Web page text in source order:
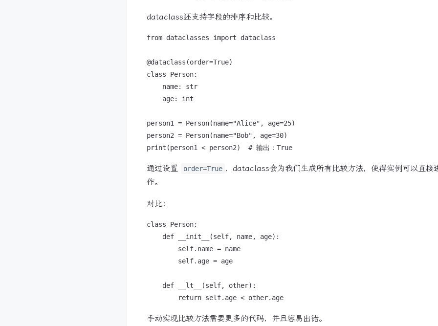
dataclass还支持字段的排序和比较。
from dataclasses import dataclass
@dataclass(order=True)
class Person:
    name: str
    age: int
person1 = Person(name="Alice", age=25)
person2 = Person(name="Bob", age=30)
通过设置 order=True ，dataclass会为我们生成所有比较方法，使得实例可以直接
作。
对比：
class Person:
    def __init__(self, name, age):
        self.name = name
        self.age = age
    def __lt__(self, other):
手动实现比较方法需要更多的代码，并且容易出错。